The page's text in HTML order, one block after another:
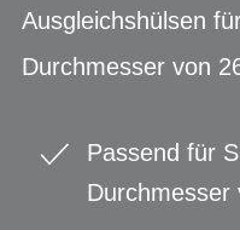
Ausgleichshülsen
Durchmesser von
Passend für
Durchmesser